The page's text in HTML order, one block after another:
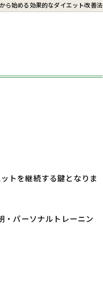
イエット
ら始める効果的なダイエット改善法
トを継続する鍵となりま
・パーソナルトレーニン